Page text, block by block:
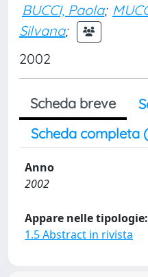
BUCCI, Paola;
Silvana;
2002
Scheda breve
Scheda completa
Anno
2002
Appare nelle tipologie:
1.5 Abstract in rivista